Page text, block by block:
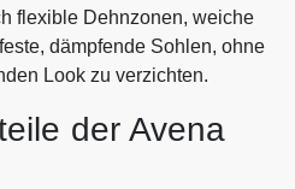
flexible Dehnzonen, weiche
dämpfende Sohlen, ohne
Look zu verzichten.
der Avena